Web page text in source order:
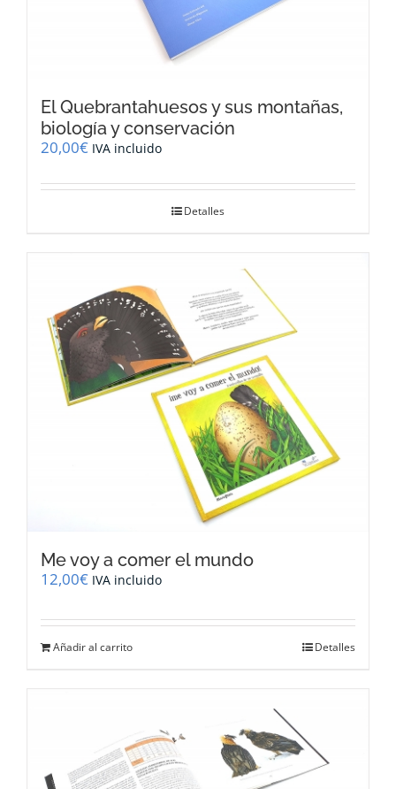
El Quebrantahuesos y sus montañas,
biología y conservación
20,00€ IVA incluido
Detalles
Me voy a comer el mundo
12,00€ IVA incluido
Añadir al carrito Detalles